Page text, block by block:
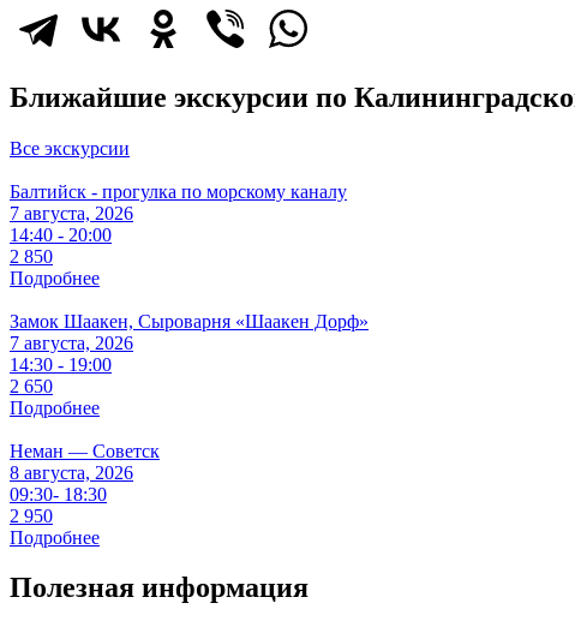
Ближайшие экскурсии по
Все экскурсии
Балтийск - прогулка по морскому каналу
7 августа, 2026
14:40 - 20:00
2 850
Подробнее
Замок Шаакен, Сыроварня «Шаакен Дорф»
7 августа, 2026
14:30 - 19:00
2 650
Подробнее
Неман — Советск
8 августа, 2026
09:30- 18:30
2 950
Подробнее
Полезная информация